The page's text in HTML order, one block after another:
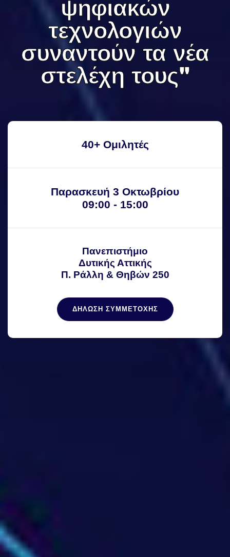
ψηφιακών
τεχνολογιών
συναντούν τα νέα
στελέχη τους"
ψηφιακών
τεχνολογιών
συναντούν τα νέα
στελέχη τους"
40+ Ομιλητές
Παρασκευή 3 Οκτωβρίου
09:00 - 15:00
Πανεπιστήμιο
Δυτικής Αττικής
Π. Ράλλη & Θηβών 250
ΔΗΛΩΣΗ ΣΥΜΜΕΤΟΧΗΣ